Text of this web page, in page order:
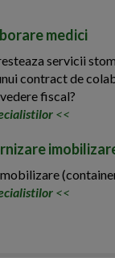
medici
servicii
contract de
fiscal?
<<
<<